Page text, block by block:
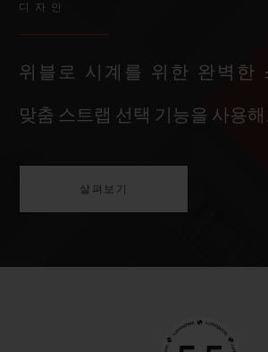
디자인
위블로 시계를 위한 완벽한
맞춤 스트랩 선택 기능을 사용
살펴보기